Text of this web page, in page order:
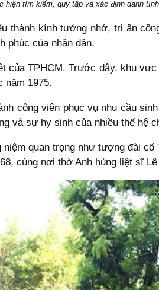
tìm kiếm, quy tập và xác định danh
thành kính tưởng nhớ, tri ân
phúc của nhân dân.
của TPHCM. Trước đây, khu
năm 1975.
công viên phục vụ nhu cầu
và sự hy sinh của nhiều thế hệ
quan trọng như tượng đài
cùng nơi thờ Anh hùng liệt sĩ